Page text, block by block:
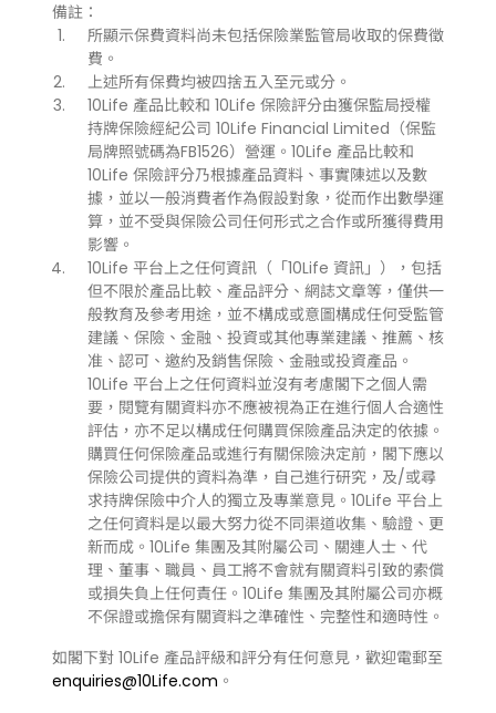
備註：
所顯示保費資料尚未包括保險業監管局收取的保費徵
費。
上述所有保費均被四捨五入至元或分。
10Life 產品比較和 10Life 保險評分由獲保監局授權
持牌保險經紀公司 10Life Financial Limited（保監
局牌照號碼為FB1526）營運。10Life 產品比較和
10Life 保險評分乃根據產品資料、事實陳述以及數
據，並以一般消費者作為假設對象，從而作出數學運
算，並不受與保險公司任何形式之合作或所獲得費用
影響。
10Life 平台上之任何資訊（「10Life 資訊」），包括
但不限於產品比較、產品評分、網誌文章等，僅供一
般教育及參考用途，並不構成或意圖構成任何受監管
建議、保險、金融、投資或其他專業建議、推薦、核
准、認可、邀約及銷售保險、金融或投資產品。
10Life 平台上之任何資料並沒有考慮閣下之個人需
要，閱覽有關資料亦不應被視為正在進行個人合適性
評估，亦不足以構成任何購買保險產品決定的依據。
購買任何保險產品或進行有關保險決定前，閣下應以
保險公司提供的資料為準，自己進行研究，及/或尋
求持牌保險中介人的獨立及專業意見。10Life 平台上
之任何資料是以最大努力從不同渠道收集、驗證、更
新而成。10Life 集團及其附屬公司、關連人士、代
理、董事、職員、員工將不會就有關資料引致的索償
或損失負上任何責任。10Life 集團及其附屬公司亦概
不保證或擔保有關資料之準確性、完整性和適時性。
如閣下對 10Life 產品評級和評分有任何意見，歡迎電郵至
enquiries@10Life.com 。